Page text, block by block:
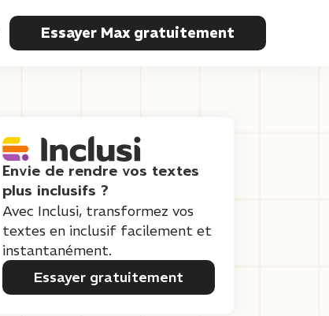
Essayer Max gratuitement
Envie de rendre vos textes
plus inclusifs ?
Avec Inclusi, transformez vos
textes en inclusif facilement et
instantanément.
Essayer gratuitement